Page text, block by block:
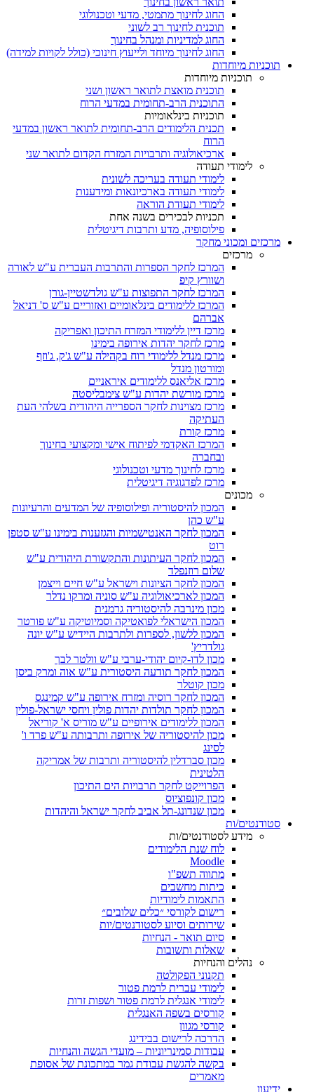
החוג לחינוך מתמטי, מדעי וטכנולוגי
תוכנית לחינוך רב לשוני
החוג למדיניות ומנהל בחינוך
החוג לחינוך מיוחד ולייעוץ חינוכי (כולל לקויות למידה)
תוכניות מיוחדות
תוכניות מיוחדות
תוכנית מואצת לתואר ראשון ושני
התוכנית הרב-תחומית במדעי הרוח
תוכניות בינלאומיות
תכנית הלימודים הרב-תחומית לתואר ראשון במדעי
הרוח
ארכיאולוגיה ותרבויות המזרח הקדום לתואר שני
לימודי תעודה
לימודי תעודה בעריכה לשונית
לימודי תעודה בארכיונאות ומידענות
לימודי תעודת הוראה
תכניות לבכירים בשנה אחת
פילוסופיה, מדע ותרבות דיגיטלית
מרכזים ומכוני מחקר
מרכזים
המרכז לחקר הספרות והתרבות העברית ע"ש לאורה
ושוורץ קיפ
המרכז לחקר התפוצות ע"ש גולדשטיין-גורן
המרכז ללימודים בינלאומיים ואזוריים ע"ש ס' דניאל
אברהם
מרכז דיין ללימודי המזרח התיכון ואפריקה
מרכז לחקר יהדות אירופה בימינו
מרכז מנדל ללימודי רוח בקהילה ע"ש ג'ק, ג'וזף
ומורטון מנדל
מרכז אליאנס ללימודים איראניים
מרכז מורשת יהדות ע"ש צימבליסטה
מרכז מצוינות לחקר הספרייה היהודית בשלהי העת
העתיקה
מרכז קורת
המרכז האקדמי לפיתוח אישי ומקצועי בחינוך
ובחברה
מרכז לחינוך מדעי וטכנולוגי
מרכז לפדגוגיה דיגיטלית
מכונים
המכון להיסטוריה ופילוסופיה של המדעים והרעיונות
ע"ש כהן
המכון לחקר האנטישמיות והגזענות בימינו ע"ש סטפן
רוט
המכון לחקר העיתונות והתקשורת היהודית ע"ש
שלום רוזנפלד
המכון לחקר הציונות וישראל ע"ש חיים וייצמן
המכון לארכיאולוגיה ע"ש סוניה ומרקו נדלר
מכון מינרבה להיסטוריה גרמנית
המכון הישראלי לפואטיקה וסמיוטיקה ע"ש פורטר
המכון ללשון, לספרות ולתרבות היידיש ע"ש יונה
גולדריץ'
מכון לדו-קיום יהודי-ערבי ע"ש וולטר לבך
המכון לחקר תודעה היסטורית ע"ש אוה ומרק ביסן
מכון קוטלר
המכון לחקר רוסיה ומזרח אירופה ע"ש קמינגס
המכון לחקר תולדות יהדות פולין ויחסי ישראל-פולין
המכון ללימודים אירופיים ע"ש מוריס א' קוריאל
מכון להיסטוריה של אירופה ותרבותה ע"ש פרד ו'
לסינג
מכון סברדלין להיסטוריה ותרבות של אמריקה
הלטינית
הפרוייקט לחקר תרבויות הים התיכון
מכון קונפוציוס
מכון שנדונג-תל אביב לחקר ישראל והיהדות
סטודנטים/ות
מידע לסטודנטים/ות
לוח שנת הלימודים
Moodle
מתווה תשפ"ו
כיתות מחשבים
התאמות לימודיות
רישום לקורסי ״כלים שלובים״
שירותים וסיוע לסטודנטים/יות
סיום תואר - הנחיות
שאלות ותשובות
נהלים והנחיות
תקנוני הפקולטה
לימודי עברית לרמת פטור
לימודי אנגלית לרמת פטור ושפות זרות
קורסים בשפה האנגלית
קורסי מגוון
הדרכה לרישום בבידינג
עבודות סמינריוניות – מועדי הגשה והנחיות
בקשה להגשת עבודת גמר במתכונת של אסופת
מאמרים
ידיעון